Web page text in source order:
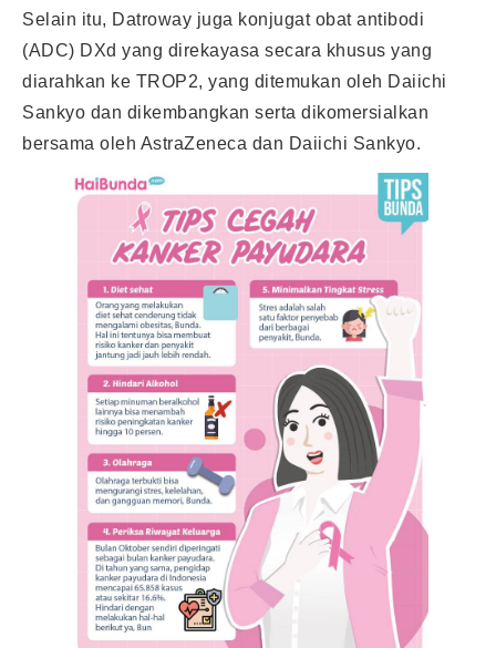
Selain itu, Datroway juga konjugat obat antibodi
(ADC) DXd yang direkayasa secara khusus yang
diarahkan ke TROP2, yang ditemukan oleh Daiichi
Sankyo dan dikembangkan serta dikomersialkan
bersama oleh AstraZeneca dan Daiichi Sankyo.